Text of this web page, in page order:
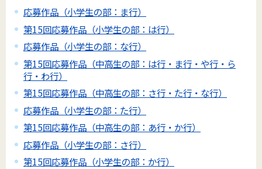
応募作品（小学生の部：ま行）
第15回応募作品（小学生の部：は行）
応募作品（小学生の部：な行）
第15回応募作品（中高生の部：は行・ま行・や行・ら
行・わ行）
第15回応募作品（中高生の部：さ行・た行・な行）
応募作品（小学生の部：た行）
第15回応募作品（中高生の部：あ行・か行）
応募作品（小学生の部：さ行）
第15回応募作品（小学生の部：か行）